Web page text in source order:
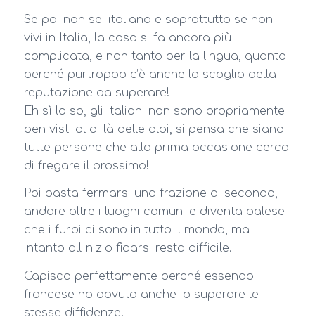
Se poi non sei italiano e soprattutto se non
vivi in Italia, la cosa si fa ancora più
complicata, e non tanto per la lingua, quanto
perché purtroppo c’è anche lo scoglio della
reputazione da superare!
Eh sì lo so, gli italiani non sono propriamente
ben visti al di là delle alpi, si pensa che siano
tutte persone che alla prima occasione cerca
di fregare il prossimo!
Poi basta fermarsi una frazione di secondo,
andare oltre i luoghi comuni e diventa palese
che i furbi ci sono in tutto il mondo, ma
intanto all’inizio fidarsi resta difficile.
Capisco perfettamente perché essendo
francese ho dovuto anche io superare le
stesse diffidenze!